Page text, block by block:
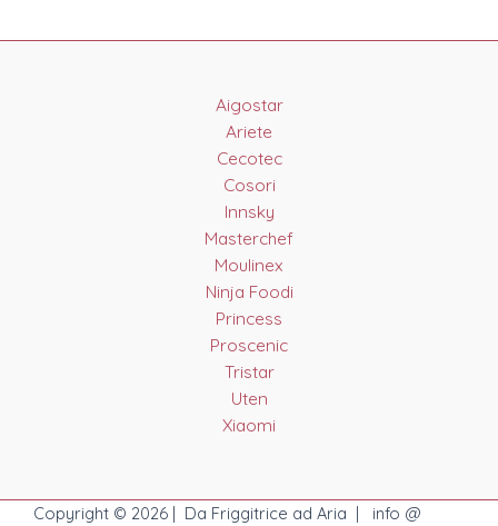
Aigostar
Ariete
Cecotec
Cosori
Innsky
Masterchef
Moulinex
Ninja Foodi
Princess
Proscenic
Tristar
Uten
Xiaomi
Copyright © 2026 | Da Friggitrice ad Aria | info @